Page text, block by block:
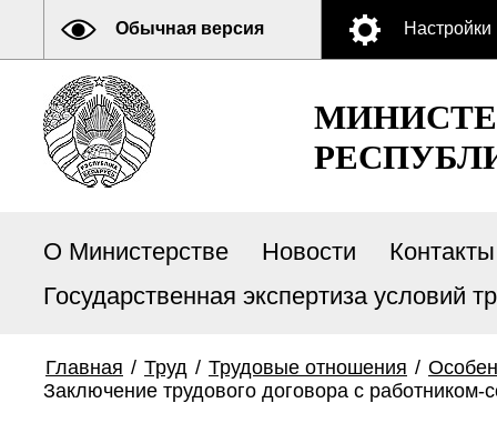
Обычная версия Настройки
О Министерстве Новости
Контакты
Государственная экспертиза условий
Главная / Труд / Трудовые отношения /
Заключение трудового договора с работником-